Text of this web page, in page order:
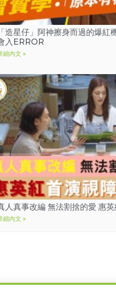
造星仔」阿神擦身而過的爆紅
入ERROR
細內文 »
人真事改編 無法割捨的愛 惠
細內文 »